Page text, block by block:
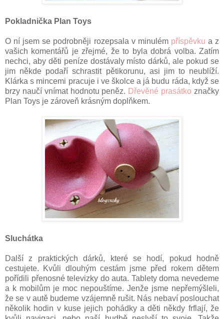
Pokladnička Plan Toys
O ní jsem se podrobněji rozepsala v minulém příspěvku a z
vašich komentářů je zřejmé, že to byla dobrá volba. Zatím
nechci, aby děti peníze dostávaly místo dárků, ale pokud se
jim někde podaří schrastit pětikorunu, asi jim to neublíží.
Klárka s mincemi pracuje i ve školce a já budu ráda, když se
brzy naučí vnímat hodnotu peněz. Dřevěné prasátko značky
Plan Toys je zároveň krásným doplňkem.
Sluchátka
Další z praktických dárků, které se hodí, pokud hodně
cestujete. Kvůli dlouhým cestám jsme před rokem dětem
pořídili přenosné televizky do auta. Tablety doma nevedeme
a k mobilům je moc nepouštíme. Jenže jsme nepřemýšleli,
že se v autě budeme vzájemně rušit. Nás nebaví poslouchat
několik hodin v kuse jejich pohádky a děti někdy frflají, že